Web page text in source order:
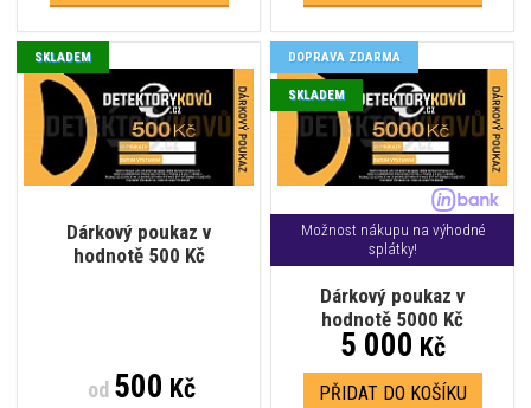
Dárkový poukaz v
hodnotě 500 Kč
SKLADEM
od500 Kč
Možnost nákupu na výhodné
splátky!
Dárkový poukaz v
hodnotě 5000 Kč
DOPRAVA ZDARMA
SKLADEM
5 000 Kč
PŘIDAT DO KOŠÍKU